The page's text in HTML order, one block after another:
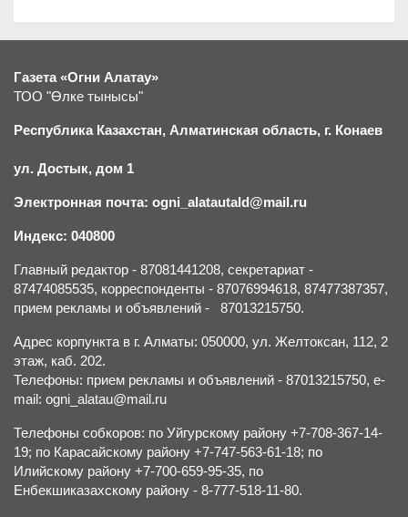
Газета «Огни Алатау»
ТОО "Өлке тынысы"
Республика Казахстан, Алматинская область, г. Конаев
ул. Достык, дом 1
Электронная почта: ogni_alatautald@mail.ru
Индекс: 040800
Главный редактор - 87081441208, секретариат -
87474085535, корреспонденты - 87076994618, 87477387357,
прием рекламы и объявлений - 87013215750.
Адрес корпункта в г. Алматы: 050000, ул. Желтоксан, 112, 2
этаж, каб. 202.
Телефоны: прием рекламы и объявлений - 87013215750, e-
mail: ogni_alatau@mail.ru
Телефоны собкоров: по Уйгурскому району +7-708-367-14-
19; по Карасайскому району +7-747-563-61-18; по
Илийскому району +7-700-659-95-35, по
Енбекшиказахскому району - 8-777-518-11-80.